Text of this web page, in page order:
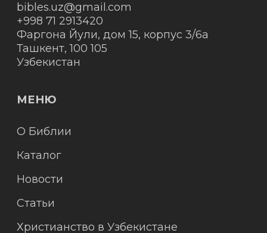
bibles.uz@gmail.com
+998 71 2913420
Фаргона Йули, дом 15, корпус 3/6а
Ташкент,100 105
Узбекистан
МЕНЮ
О Библии
Каталог
Новости
Статьи
Христианство в Узбекистане